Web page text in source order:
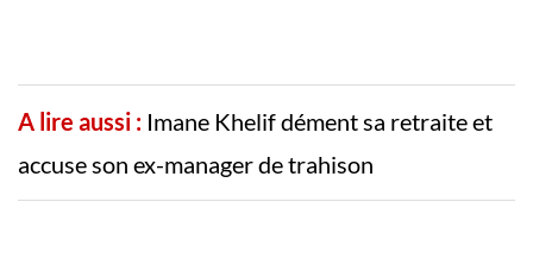
A lire aussi : Imane Khelif dément sa retraite et
accuse son ex-manager de trahison